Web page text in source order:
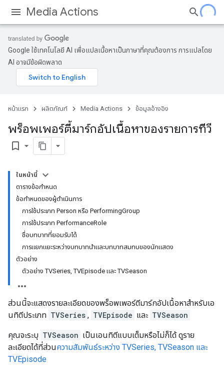
Media Actions
Google ใช้เทคโนโลยี AI เพื่อแปลเนื้อหาเป็นภาษาที่คุณต้องการ การแปลโดย
AI อาจมีข้อผิดพลาด
หน้าแรก ผลิตภัณฑ์ Media Actions ข้อมูลอ้างอิง
พร็อพเพอร์ตี้มาร์กอัปเนื้อหาของรายการทีวี
bookmark_border
ในหน้านี้
ตารางข้อกำหนด
ข้อกำหนดของผู้ดำเนินการ
การใช้ประเภท Person หรือ PerformingGroup
การใช้ประเภท PerformanceRole
ชื่อบทบาทที่ยอมรับได้
การแยกแยะระหว่างบทบาทนำและบทบาทสมทบของนักแสดง
ตัวอย่าง
ตัวอย่าง TVSeries, TVEpisode และ TVSeason
ส่วนนี้จะแสดงรายละเอียดของพร็อพเพอร์ตีมาร์กอัปเนื้อหาสำหรับเอ
นทิตีประเภท TVSeries , TVEpisode และ TVSeason
คุณจะระบุ TVSeason เป็นเอนทิตีแบบเต็มหรือไม่ก็ได้ ดูราย
ละเอียดได้ที่ส่วนความสัมพันธ์ระหว่าง TVSeries, TVSeason และ
TVEpisode